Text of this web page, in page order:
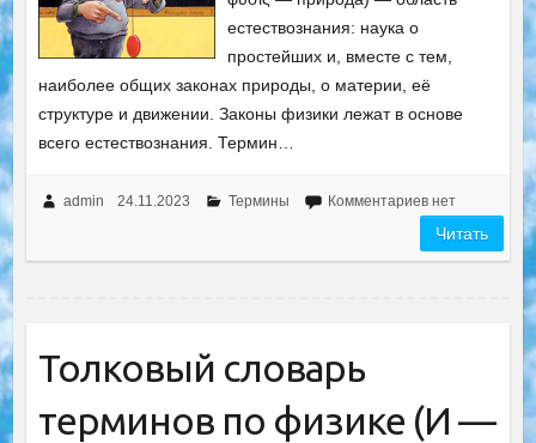
естествознания: наука о
простейших и, вместе с тем,
наиболее общих законах природы, о материи, её
структуре и движении. Законы физики лежат в основе
всего естествознания. Термин…
admin 24.11.2023 Термины Комментариев нет
Читать
Толковый словарь
терминов по физике (И —